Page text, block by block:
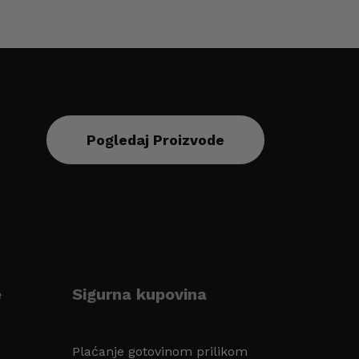
Pogledaj Proizvode
Sigurna kupovina
Plaćanje gotovinom prilikom